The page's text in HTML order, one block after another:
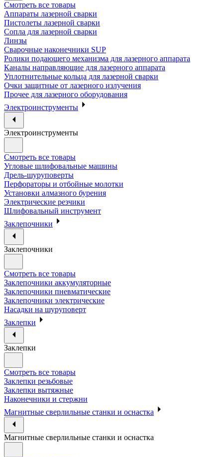
Смотреть все товары
Аппараты лазерной сварки
Пистолеты лазерной сварки
Сопла для лазерной сварки
Линзы
Сварочные наконечники SUP
Ролики подающего механизма для лазерного аппарата
Каналы направляющие для лазерного аппарата
Уплотнительные кольца для лазерной сварки
Очки защитные от лазерного излучения
Прочее для лазерного оборудования
Электроинструменты
Электроинструменты
Смотреть все товары
Угловые шлифовальные машины
Дрель-шуруповерты
Перфораторы и отбойные молотки
Установки алмазного бурения
Электрические резчики
Шлифовальный инструмент
Заклепочники
Заклепочники
Смотреть все товары
Заклепочники аккумуляторные
Заклепочники пневматические
Заклепочники электрические
Насадки на шуруповерт
Заклепки
Заклепки
Смотреть все товары
Заклепки резьбовые
Заклепки вытяжные
Наконечники и стержни
Магнитные сверлильные станки и оснастка
Магнитные сверлильные станки и оснастка